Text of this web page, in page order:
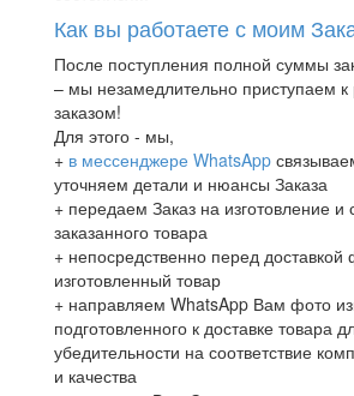
Как вы работаете с моим
После поступления полной суммы
– мы незамедлительно приступаем
заказом!
Для этого - мы,
+ в мессенджере WhatsApp
уточняем детали и нюансы Заказа
+ передаем Заказ на изготовление и
заказанного товара
+ непосредственно перед
изготовленный товар
+ направляем WhatsApp Вам фото
подготовленного к доставке товара
убедительности на соответствие
и качества